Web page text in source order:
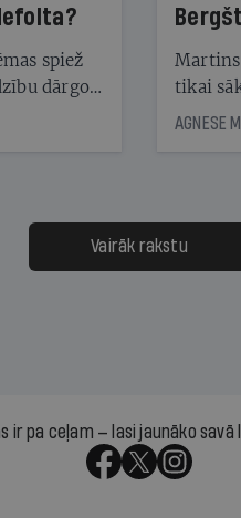
spiež
dārgo
taču
trīs dienas
laika
Martins
tikai
bet
uzcītīga
AGNESE
Vairāk rakstu
ir pa ceļam — lasi jaunāko savā